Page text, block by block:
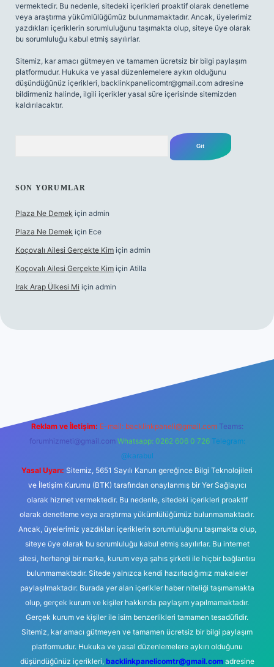
vermektedir. Bu nedenle, sitedeki içerikleri proaktif olarak denetleme
veya araştırma yükümlülüğümüz bulunmamaktadır. Ancak, üyelerimiz
yazdıkları içeriklerin sorumluluğunu taşımakta olup, siteye üye olarak
bu sorumluluğu kabul etmiş sayılırlar.
Sitemiz, kar amacı gütmeyen ve tamamen ücretsiz bir bilgi paylaşım
platformudur. Hukuka ve yasal düzenlemelere aykırı olduğunu
düşündüğünüz içerikleri, backlinkpanelicomtr@gmail.com adresine
bildirmeniz halinde, ilgili içerikler yasal süre içerisinde sitemizden
kaldırılacaktır.
SON YORUMLAR
Plaza Ne Demek için admin
Plaza Ne Demek için Ece
Koçovalı Ailesi Gerçekte Kim için admin
Koçovalı Ailesi Gerçekte Kim için Atilla
Irak Arap Ülkesi Mi için admin
Reklam ve İletişim: E-mail: backlinkpaneli@gmail.com Teams:
forumhizmeti@gmail.com Whatsapp: 0262 606 0 726 Telegram:
@karabul
Yasal Uyarı: Sitemiz, 5651 Sayılı Kanun gereğince Bilgi Teknolojileri
ve İletişim Kurumu (BTK) tarafından onaylanmış bir Yer Sağlayıcı
olarak hizmet vermektedir. Bu nedenle, sitedeki içerikleri proaktif
olarak denetleme veya araştırma yükümlülüğümüz bulunmamaktadır.
Ancak, üyelerimiz yazdıkları içeriklerin sorumluluğunu taşımakta olup,
siteye üye olarak bu sorumluluğu kabul etmiş sayılırlar. Bu internet
sitesi, herhangi bir marka, kurum veya şahıs şirketi ile hiçbir bağlantısı
bulunmamaktadır. Sitede yalnızca kendi hazırladığımız makaleler
paylaşılmaktadır. Burada yer alan içerikler haber niteliği taşımamakta
olup, gerçek kurum ve kişiler hakkında paylaşım yapılmamaktadır.
Gerçek kurum ve kişiler ile isim benzerlikleri tamamen tesadüfidir.
Sitemiz, kar amacı gütmeyen ve tamamen ücretsiz bir bilgi paylaşım
platformudur. Hukuka ve yasal düzenlemelere aykırı olduğunu
düşündüğünüz içerikleri, backlinkpanelicomtr@gmail.comadresine